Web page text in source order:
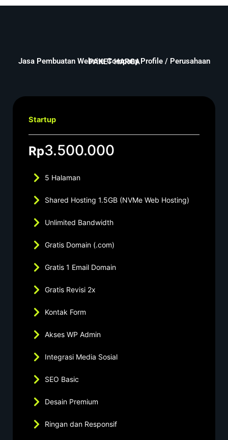
PAKET HARGA
Jasa Pembuatan Website Company Profile / Perusahaan
Startup
Rp3.500.000
5 Halaman
Shared Hosting 1.5GB (NVMe Web Hosting)
Unlimited Bandwidth
Gratis Domain (.com)
Gratis 1 Email Domain
Gratis Revisi 2x
Kontak Form
Akses WP Admin
Integrasi Media Sosial
SEO Basic
Desain Premium
Ringan dan Responsif